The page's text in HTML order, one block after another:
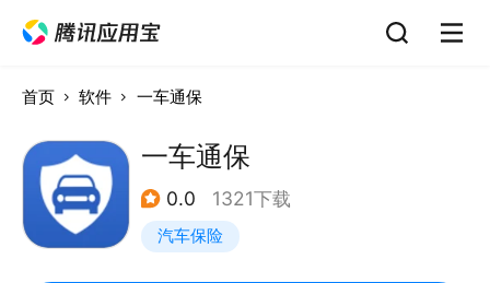
首页 软件 一车通保
一车通保
0.0 1321下载
汽车保险